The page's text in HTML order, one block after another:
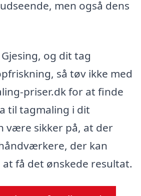
men også dens
og dit tag
så tøv ikke med
priser.dk for at finde
til tagmaling i dit
være sikker på, at der
der kan
få det ønskede resultat.